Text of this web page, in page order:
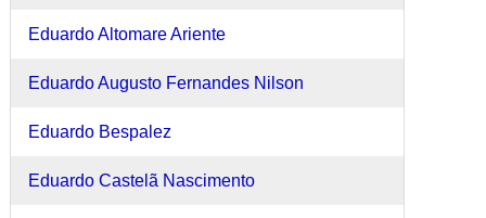
Eduardo Altomare Ariente
Eduardo Augusto Fernandes Nilson
Eduardo Bespalez
Eduardo Castelã Nascimento